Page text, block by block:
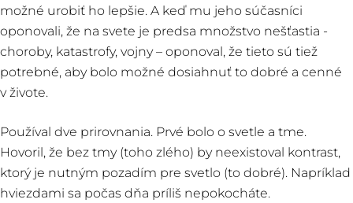
možné urobiť ho lepšie. A keď mu jeho súčasníci
oponovali, že na svete je predsa množstvo nešťastia -
choroby, katastrofy, vojny – oponoval, že tieto sú tiež
potrebné, aby bolo možné dosiahnuť to dobré a cenné
v živote.
Používal dve prirovnania. Prvé bolo o svetle a tme.
Hovoril, že bez tmy (toho zlého) by neexistoval kontrast,
ktorý je nutným pozadím pre svetlo (to dobré). Napríklad
hviezdami sa počas dňa príliš nepokocháte.